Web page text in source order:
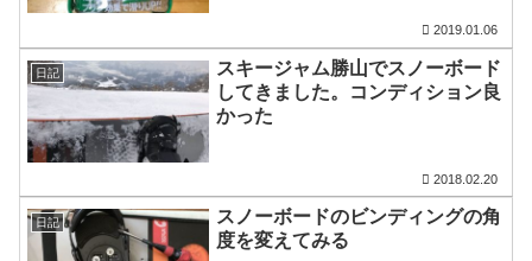
2019.01.06
日記
スキージャム勝山でスノーボード
してきました。コンディション良
かった
2018.02.20
日記
スノーボードのビンディングの角
度を変えてみる